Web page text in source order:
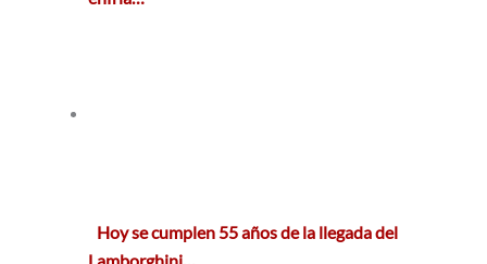
Hoy se cumplen 55 años de la llegada del